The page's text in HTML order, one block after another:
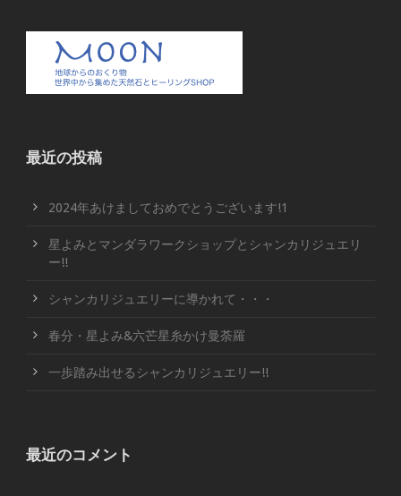
最近の投稿
2024年あけましておめでとうございます!1
星よみとマンダラワークショップとシャンカリジュエリ
ー!!
シャンカリジュエリーに導かれて・・・
春分・星よみ&六芒星糸かけ曼荼羅
一歩踏み出せるシャンカリジュエリー!!
最近のコメント